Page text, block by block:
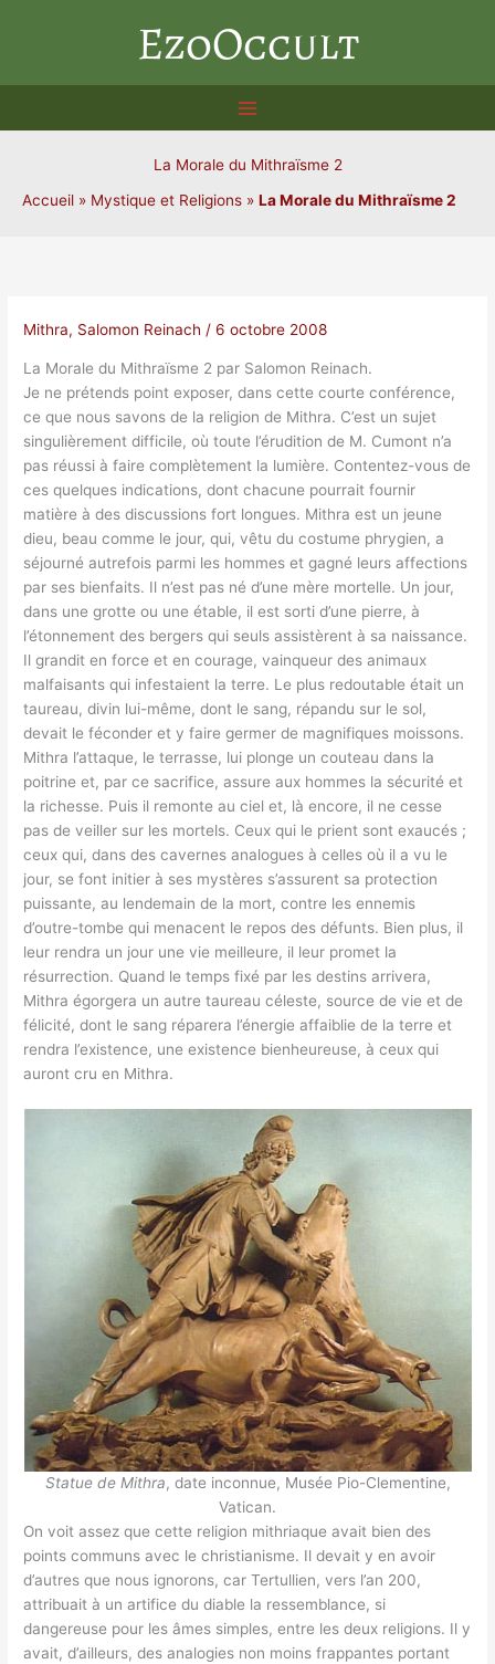
EzoOccult
La Morale du Mithraïsme 2
Accueil » Mystique et Religions » La Morale du Mithraïsme 2
Mithra, Salomon Reinach /6 octobre 2008
La Morale du Mithraïsme 2 par Salomon Reinach.
Je ne prétends point exposer, dans cette courte conférence,
ce que nous savons de la religion de Mithra. C’est un sujet
singulièrement difficile, où toute l’érudition de M. Cumont n’a
pas réussi à faire complètement la lumière. Contentez-vous de
ces quelques indications, dont chacune pourrait fournir
matière à des discussions fort longues. Mithra est un jeune
dieu, beau comme le jour, qui, vêtu du costume phrygien, a
séjourné autrefois parmi les hommes et gagné leurs affections
par ses bienfaits. Il n’est pas né d’une mère mortelle. Un jour,
dans une grotte ou une étable, il est sorti d’une pierre, à
l’étonnement des bergers qui seuls assistèrent à sa naissance.
Il grandit en force et en courage, vainqueur des animaux
malfaisants qui infestaient la terre. Le plus redoutable était un
taureau, divin lui-même, dont le sang, répandu sur le sol,
devait le féconder et y faire germer de magnifiques moissons.
Mithra l’attaque, le terrasse, lui plonge un couteau dans la
poitrine et, par ce sacrifice, assure aux hommes la sécurité et
la richesse. Puis il remonte au ciel et, là encore, il ne cesse
pas de veiller sur les mortels. Ceux qui le prient sont exaucés ;
ceux qui, dans des cavernes analogues à celles où il a vu le
jour, se font initier à ses mystères s’assurent sa protection
puissante, au lendemain de la mort, contre les ennemis
d’outre-tombe qui menacent le repos des défunts. Bien plus, il
leur rendra un jour une vie meilleure, il leur promet la
résurrection. Quand le temps fixé par les destins arrivera,
Mithra égorgera un autre taureau céleste, source de vie et de
félicité, dont le sang réparera l’énergie affaiblie de la terre et
rendra l’existence, une existence bienheureuse, à ceux qui
auront cru en Mithra.
Statue de Mithra, date inconnue, Musée Pio-Clementine,
Vatican.
On voit assez que cette religion mithriaque avait bien des
points communs avec le christianisme. Il devait y en avoir
d’autres que nous ignorons, car Tertullien, vers l’an 200,
attribuait à un artifice du diable la ressemblance, si
dangereuse pour les âmes simples, entre les deux religions. Il y
avait, d’ailleurs, des analogies non moins frappantes portant